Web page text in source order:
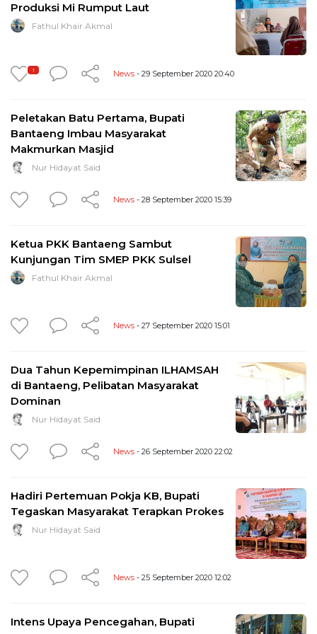
Produksi Mi Rumput Laut
Fathul Khair Akmal
1 News - 29 September 2020 20:40
Peletakan Batu Pertama, Bupati
Bantaeng Imbau Masyarakat
Makmurkan Masjid
Nur Hidayat Said
News - 28 September 2020 15:39
Ketua PKK Bantaeng Sambut
Kunjungan Tim SMEP PKK Sulsel
Fathul Khair Akmal
News - 27 September 2020 15:01
Dua Tahun Kepemimpinan ILHAMSAH
di Bantaeng, Pelibatan Masyarakat
Dominan
Nur Hidayat Said
News - 26 September 2020 22:02
Hadiri Pertemuan Pokja KB, Bupati
Tegaskan Masyarakat Terapkan Prokes
Nur Hidayat Said
News - 25 September 2020 12:02
Intens Upaya Pencegahan, Bupati